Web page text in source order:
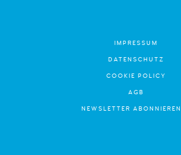
IMPRESSUM
DATENSCHUTZ
COOKIE POLICY
AGB
NEWSLETTER ABONNIEREN